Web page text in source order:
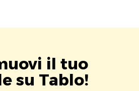
il tuo
su Tablo!